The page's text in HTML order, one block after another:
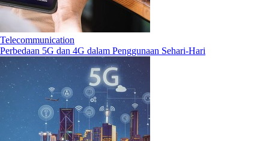
Telecommunication
Perbedaan 5G dan 4G dalam Penggunaan Sehari-Hari